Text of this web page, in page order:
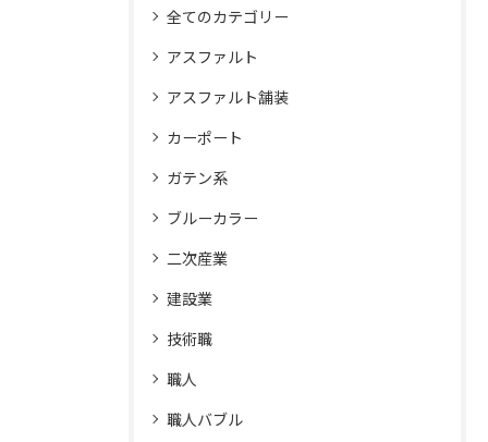
全てのカテゴリー
アスファルト
アスファルト舗装
カーポート
ガテン系
ブルーカラー
二次産業
建設業
技術職
職人
職人バブル